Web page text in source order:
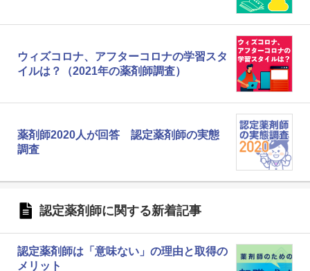
ウィズコロナ、アフターコロナの学習スタ
イルは？（2021年の薬剤師調査）
薬剤師2020人が回答 認定薬剤師の実態
調査
認定薬剤師に関する新着記事
認定薬剤師は「意味ない」の理由と取得の
メリット